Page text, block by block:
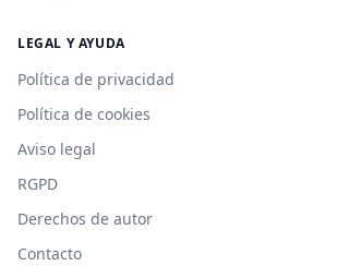
LEGAL Y AYUDA
Política de privacidad
Política de cookies
Aviso legal
RGPD
Derechos de autor
Contacto